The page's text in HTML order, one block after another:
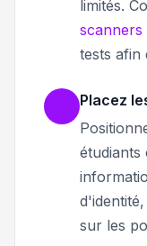
limités.
scanners
tests afin
Placez
étudiants
sur les